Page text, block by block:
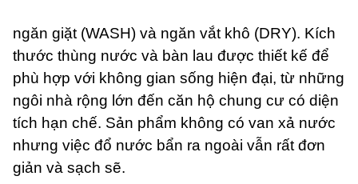
ngăn giặt (WASH) và ngăn vắt khô (DRY). Kích
thước thùng nước và bàn lau được thiết kế để
phù hợp với không gian sống hiện đại, từ những
ngôi nhà rộng lớn đến căn hộ chung cư có diện
tích hạn chế. Sản phẩm không có van xả nước
nhưng việc đổ nước bẩn ra ngoài vẫn rất đơn
giản và sạch sẽ.